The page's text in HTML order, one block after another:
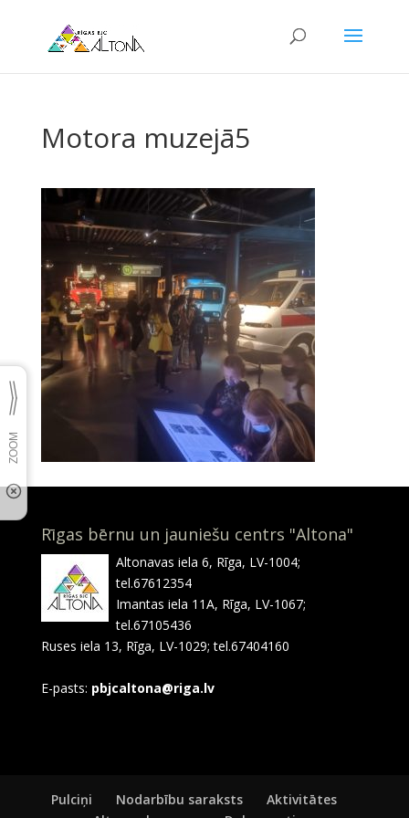
Motora muzejā5
Rīgas bērnu un jauniešu centrs "Altona"
Altonavas iela 6, Rīga, LV-1004;
tel.67612354
Imantas iela 11A, Rīga, LV-1067;
tel.67105436
Ruses iela 13, Rīga, LV-1029; tel.67404160
E-pasts: pbjcaltona@riga.lv
Pulciņi Nodarbību saraksts
Aktivitātes